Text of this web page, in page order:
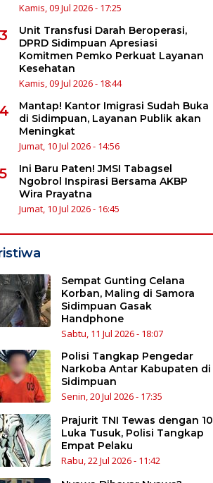
Kamis, 09 Jul 2026 - 17:25
Unit Transfusi Darah Beroperasi,
DPRD Sidimpuan Apresiasi
Komitmen Pemko Perkuat Layanan
Kesehatan
Kamis, 09 Jul 2026 - 18:44
Mantap! Kantor Imigrasi Sudah Buka
di Sidimpuan, Layanan Publik akan
Meningkat
Jumat, 10 Jul 2026 - 14:56
Ini Baru Paten! JMSI Tabagsel
Ngobrol Inspirasi Bersama AKBP
Wira Prayatna
Jumat, 10 Jul 2026 - 16:45
Sempat Gunting Celana
Korban, Maling di Samora
Sidimpuan Gasak
Handphone
Sabtu, 11 Jul 2026 - 18:07
Polisi Tangkap Pengedar
Narkoba Antar Kabupaten di
Sidimpuan
Senin, 20 Jul 2026 - 17:35
Prajurit TNI Tewas dengan 10
Luka Tusuk, Polisi Tangkap
Empat Pelaku
Rabu, 22 Jul 2026 - 11:42